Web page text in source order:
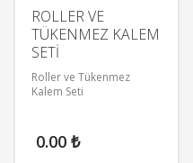
ROLLER VE
TÜKENMEZ KALEM
SETİ
Roller ve Tükenmez
Kalem Seti
0.00 ₺